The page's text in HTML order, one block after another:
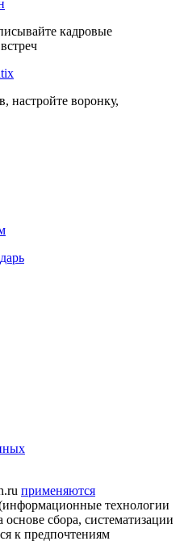
кадровые
настройте воронку,
применяются
технологии
сбора, систематизации
к предпочтениям